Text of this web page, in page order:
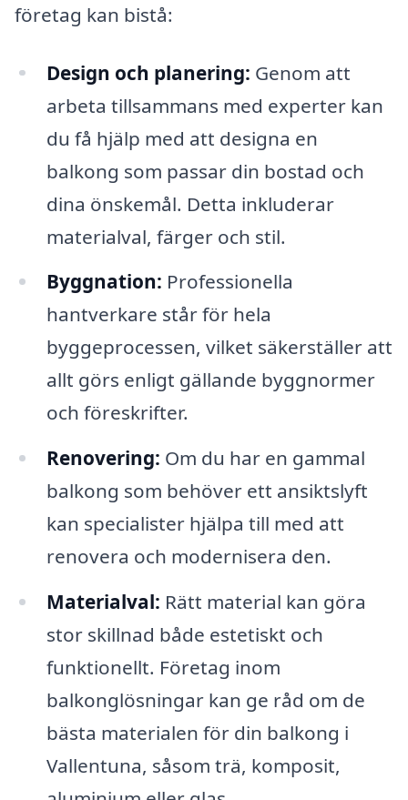
företag kan bistå:
Design och planering: Genom att
arbeta tillsammans med experter kan
du få hjälp med att designa en
balkong som passar din bostad och
dina önskemål. Detta inkluderar
materialval, färger och stil.
Byggnation: Professionella
hantverkare står för hela
byggeprocessen, vilket säkerställer att
allt görs enligt gällande byggnormer
och föreskrifter.
Renovering: Om du har en gammal
balkong som behöver ett ansiktslyft
kan specialister hjälpa till med att
renovera och modernisera den.
Materialval: Rätt material kan göra
stor skillnad både estetiskt och
funktionellt. Företag inom
balkonglösningar kan ge råd om de
bästa materialen för din balkong i
Vallentuna, såsom trä, komposit,